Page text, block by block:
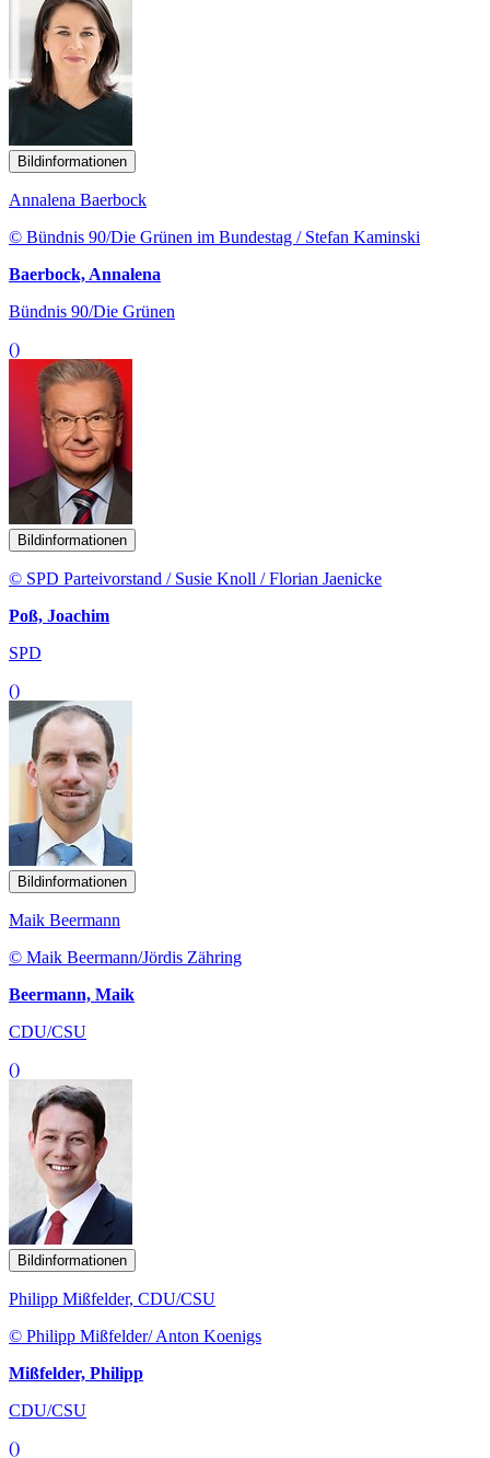
Bildinformationen
Annalena Baerbock
© Bündnis 90/Die Grünen im Bundestag / Stefan Kaminski
Baerbock, Annalena
Bündnis 90/Die Grünen
()
Bildinformationen
© SPD Parteivorstand / Susie Knoll / Florian Jaenicke
Poß, Joachim
SPD
()
Bildinformationen
Maik Beermann
© Maik Beermann/Jördis Zähring
Beermann, Maik
CDU/CSU
()
Bildinformationen
Philipp Mißfelder, CDU/CSU
© Philipp Mißfelder/ Anton Koenigs
Mißfelder, Philipp
CDU/CSU
()